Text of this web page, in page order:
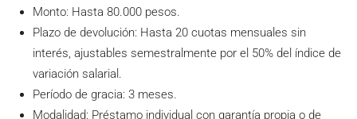
Monto: Hasta 80.000 pesos.
Plazo de devolución: Hasta 20 cuotas mensuales sin
interés, ajustables semestralmente por el 50% del índice de
variación salarial.
Período de gracia: 3 meses.
Modalidad: Préstamo individual con garantía propia o de